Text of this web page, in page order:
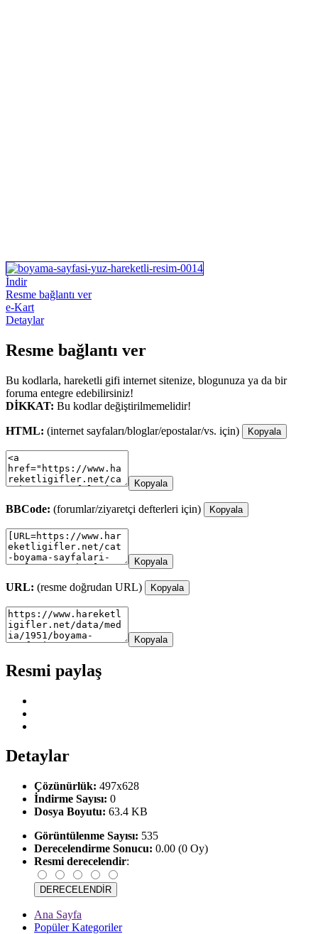
İndir
Resme bağlantı ver
e-Kart
Detaylar
Resme bağlantı ver
Bu kodlarla, hareketli gifi internet sitenize, blogunuza ya da bir
foruma entegre edebilirsiniz!
DİKKAT: Bu kodlar değiştirilmemelidir!
HTML: (internet sayfaları/bloglar/epostalar/vs. için) Kopyala
Kopyala
BBCode: (forumlar/ziyaretçi defterleri için) Kopyala
Kopyala
URL: (resme doğrudan URL) Kopyala
Kopyala
Resmi paylaş
Detaylar
Çözünürlük: 497x628
İndirme Sayısı: 0
Dosya Boyutu: 63.4 KB
Görüntülenme Sayısı: 535
Derecelendirme Sonucu: 0.00 (0 Oy)
Resmi derecelendir:
Ana Sayfa
Popüler Kategoriler